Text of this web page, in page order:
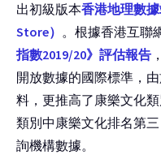
出初級版本香港地理數
Store） 。根據香港互聯
指數2019/20》評估報告
開放數據的國際標準，
料，更推高了康樂文化
類別中康樂文化排名第
詢機構數據。